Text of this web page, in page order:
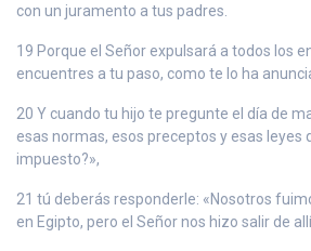
con un juramento a tus padres.
19 Porque el Señor expulsará a todos los
encuentres a tu paso, como te lo ha
20 Y cuando tu hijo te pregunte el día de
esas normas, esos preceptos y esas leyes
impuesto?»,
21 tú deberás responderle: «Nosotros
en Egipto, pero el Señor nos hizo salir de